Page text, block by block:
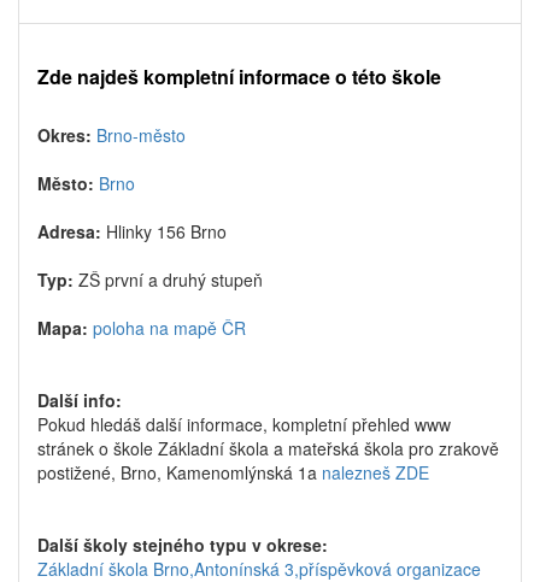
Zde najdeš kompletní informace o této škole
Okres: Brno-město
Město: Brno
Adresa: Hlinky 156 Brno
Typ: ZŠ první a druhý stupeň
Mapa: poloha na mapě ČR
Další info:
Pokud hledáš další informace, kompletní přehled www
stránek o škole Základní škola a mateřská škola pro zrakově
postižené, Brno, Kamenomlýnská 1a nalezneš ZDE
Další školy stejného typu v okrese:
Základní škola Brno,Antonínská 3,příspěvková organizace